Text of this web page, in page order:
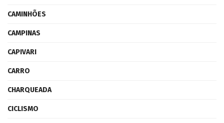
CAMINHÕES
CAMPINAS
CAPIVARI
CARRO
CHARQUEADA
CICLISMO